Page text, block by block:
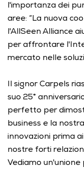
l'importanza dei
aree: “La nuova
l'AllSeen Alliance
per affrontare
mercato nelle
Il signor Carpels
suo 25°
perfetto per
business e la
innovazioni prima
nostre forti
Vediamo